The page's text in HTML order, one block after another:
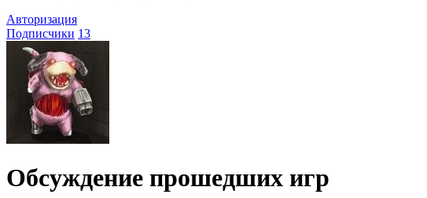
Авторизация
Подписчики 13
Обсуждение прошедших игр